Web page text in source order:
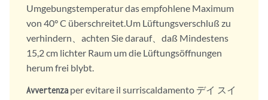
Umgebungstemperatur das empfohlene Maximum
von 40° C überschreitet.Um Lüftungsverschluß zu
verhindern、achten Sie darauf、daß Mindestens
15,2 cm lichter Raum um die Lüftungsöffnungen
herum frei blybt.
Avvertenza per evitare il surriscaldamento デイ スイ